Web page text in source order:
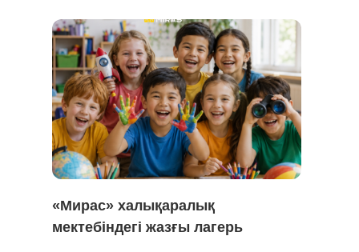
«Мирас» халықаралық
мектебіндегі жазғы лагерь